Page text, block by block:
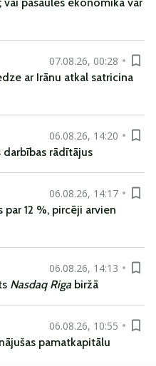
07.08.26, 00:28
ar Irānu atkal satricina
06.08.26, 14:20
rādītājus
06.08.26, 14:17
12 %, pircēji arvien
06.08.26, 14:13
Nasdaq Riga biržā
06.08.26, 10:55
pamatkapitālu